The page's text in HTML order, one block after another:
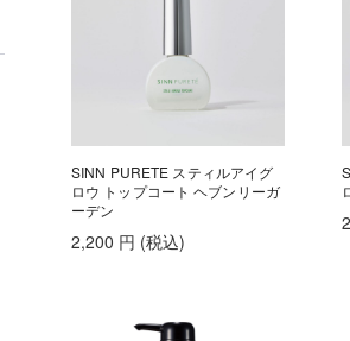
SINN PURETE スティルアイグ
ロウ トップコート ヘブンリーガ
ーデン
2,200 円 (税込)